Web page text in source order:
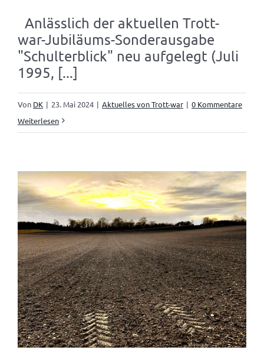
Anlässlich der aktuellen Trott-
war-Jubiläums-Sonderausgabe
"Schulterblick" neu aufgelegt (Juli
1995, [...]
Von DK | 23. Mai 2024 | Aktuelles von Trott-war | 0 Kommentare
Weiterlesen